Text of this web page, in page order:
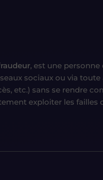
, est une
sociaux ou via
etc.) sans se rendre
exploiter les failles